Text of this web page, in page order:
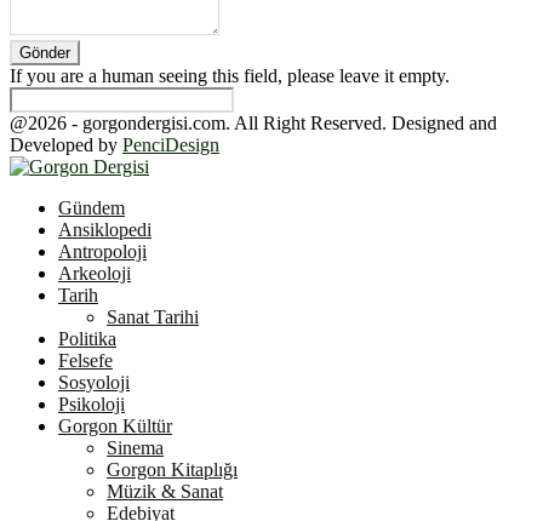
If you are a human seeing this field, please leave it empty.
@2026 - gorgondergisi.com. All Right Reserved. Designed and
Developed by PenciDesign
Gündem
Ansiklopedi
Antropoloji
Arkeoloji
Tarih
Sanat Tarihi
Politika
Felsefe
Sosyoloji
Psikoloji
Gorgon Kültür
Sinema
Gorgon Kitaplığı
Müzik & Sanat
Edebiyat